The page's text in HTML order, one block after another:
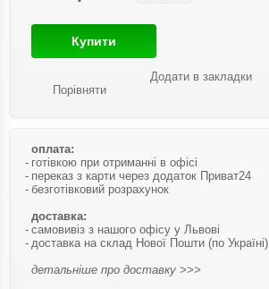
Купити
Порівняти
Додати в закладки
оплата:
готівкою при отриманні в офісі
переказ з карти через додаток Приват24
безготівковий розрахунок
доставка:
самовивіз з нашого офісу у Львові
доставка на склад Нової Пошти (по Україні)
детальніше про доставку >>>